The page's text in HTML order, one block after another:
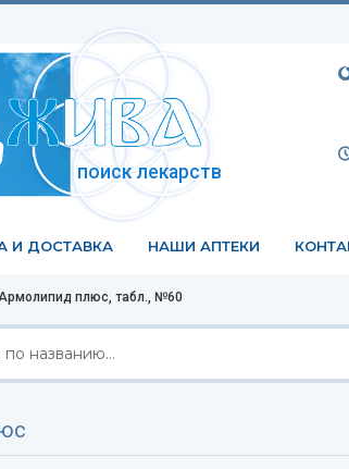
поиск лекарств
И ДОСТАВКА НАШИ АПТЕКИ
плюс, табл., №60